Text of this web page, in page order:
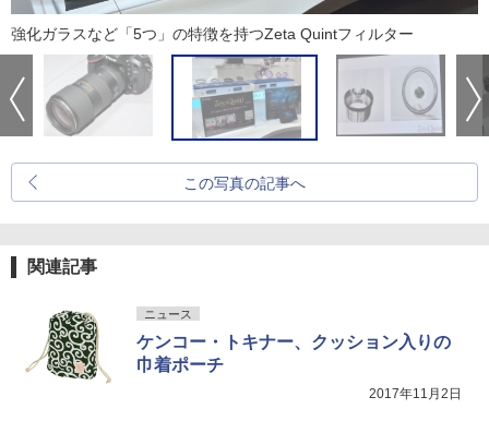
強化ガラスなど「5つ」の特徴を持つZeta Quintフィルター
この写真の記事へ
関連記事
ニュース
ケンコー・トキナー、クッション入りの
巾着ポーチ
2017年11月2日